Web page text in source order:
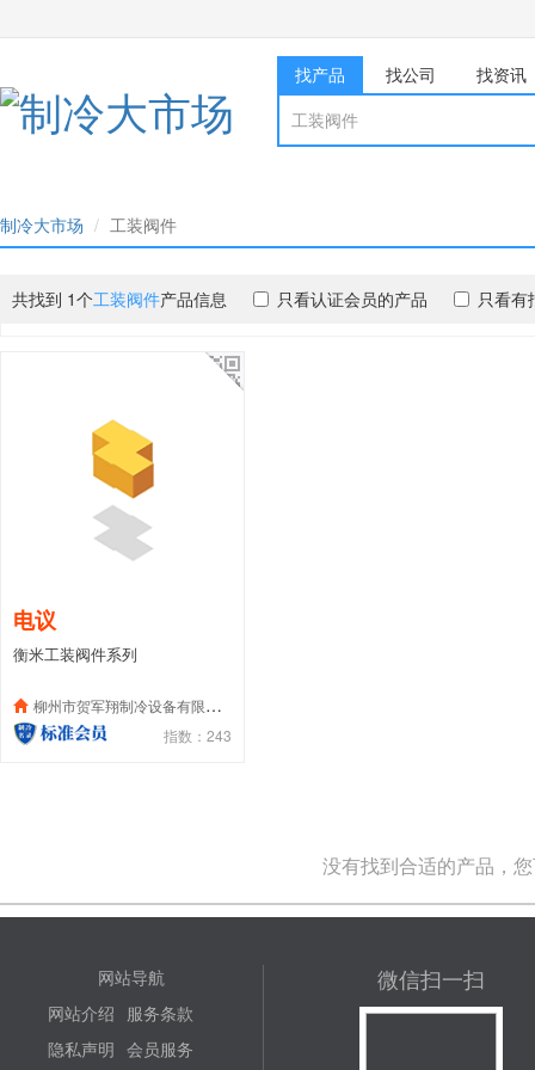
找产品 找公司 找资讯
制冷大市场 工装阀件
共找到 1个工装阀件产品信息 只看认证会员的产品 只看有
电议
衡米工装阀件系列
柳州市贺军翔制冷设备有限公司
指数：243
没有找到合适的产品，
网站导航
网站介绍 服务条款
隐私声明 会员服务
微信扫一扫